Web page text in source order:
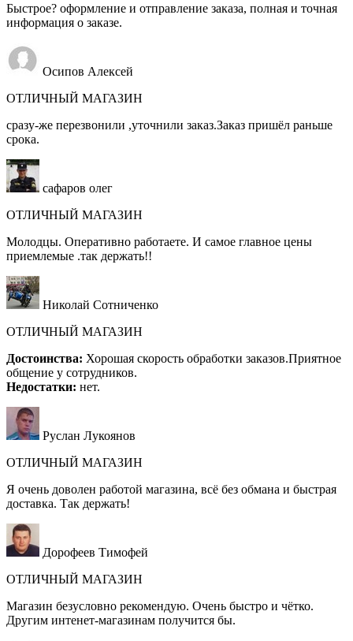
Быстрое? оформление и отправление заказа, полная и точная
информация о заказе.
Осипов Алексей
ОТЛИЧНЫЙ МАГАЗИН
сразу-же перезвонили ,уточнили заказ.Заказ пришёл раньше
срока.
сафаров олег
ОТЛИЧНЫЙ МАГАЗИН
Молодцы. Оперативно работаете. И самое главное цены
приемлемые .так держать!!
Николай Сотниченко
ОТЛИЧНЫЙ МАГАЗИН
Достоинства: Хорошая скорость обработки заказов.Приятное
общение у сотрудников.
Недостатки: нет.
Руслан Лукоянов
ОТЛИЧНЫЙ МАГАЗИН
Я очень доволен работой магазина, всё без обмана и быстрая
доставка. Так держать!
Дорофеев Тимофей
ОТЛИЧНЫЙ МАГАЗИН
Магазин безусловно рекомендую. Очень быстро и чётко.
Другим интенет-магазинам получится бы.